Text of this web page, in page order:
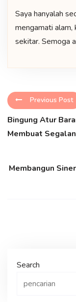
Saya hanyalah
mengamati
sekitar. Semoga
Previous Post
Bingung Atur
Membuat
Membangun
Search